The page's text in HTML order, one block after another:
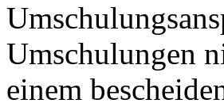
Umschulungen
einem